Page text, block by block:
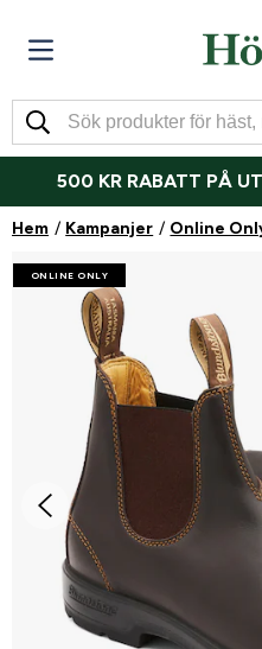
500 KR RABATT PÅ
Hem Kampanjer Online
ONLINE ONLY